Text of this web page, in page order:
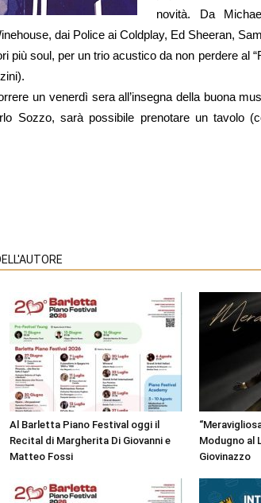
novità. Da
dai Police ai Coldplay, Ed Sheeran,
più soul, per un trio acustico da non perdere al
un venerdì sera all’insegna della buona
Sozzo, sarà possibile prenotare un tavolo
Al Barletta Piano Festival oggi il
Recital di Margherita Di Giovanni e
Matteo Fossi
Modugno al
Giovinazzo